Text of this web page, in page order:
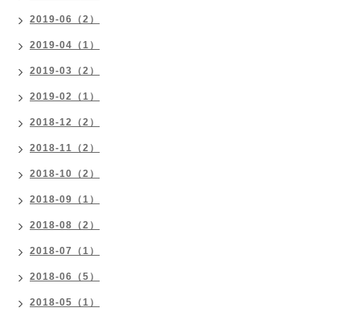
2019-06（2）
2019-04（1）
2019-03（2）
2019-02（1）
2018-12（2）
2018-11（2）
2018-10（2）
2018-09（1）
2018-08（2）
2018-07（1）
2018-06（5）
2018-05（1）